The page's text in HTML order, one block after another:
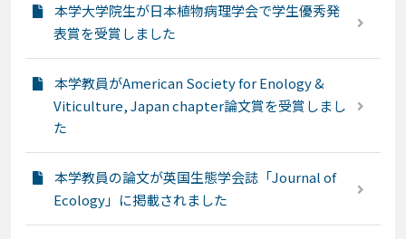
本学大学院生が日本植物病理学会で学生優秀発
表賞を受賞しました
本学教員がAmerican Society for Enology &
Viticulture, Japan chapter論文賞を受賞しまし
た
本学教員の論文が英国生態学会誌「Journal of
Ecology」に掲載されました